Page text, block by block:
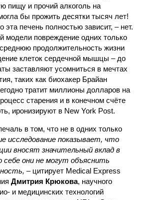
пищу и прочий алкоголь на
бы прожить десятки тысяч лет!
эта печень полностью зависит, – нет.
модели повреждение одних только
продолжительность жизни
клеток сердечной мышцы – до
заставляют усомниться в мечтах
таких как биохакер Брайан
тратит миллионы долларов на
старения и в конечном счёте
иронизируют в New York Post.
в том, что не в одних только
исследование показывает, что
вносят значительный вклад в
себе они не могут объяснить
–цитирует Medical Express
Дмитрия Крюкова, научного
и медицинских технологий